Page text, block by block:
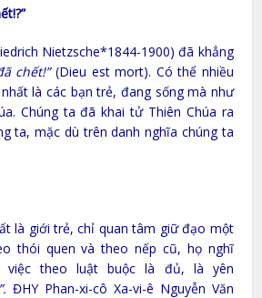
Nietzsche*1844-1900) đã khẳng
chết!”(Dieu est mort). Có thể nhiều
là các bạn trẻ, đang sống mà như
Chúng ta đã khai tử Thiên Chúa ra
ta, mặc dù trên danh nghĩa chúng ta
là giới trẻ, chỉ quan tâm giữ đạo một
thói quen và theo nếp cũ, họ nghĩ
việc theo luật buộc là đủ, là yên
ĐHY Phan-xi-cô Xa-vi-ê Nguyễn Văn